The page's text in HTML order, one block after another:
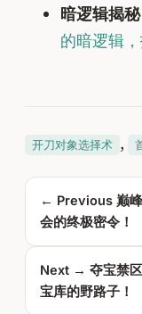
暗逻辑揭秘
的暗逻辑
开刀对象选择术 ,
← Previous 巅
会的终极密令！
Next → 夺宝禁
宝库的野路子！